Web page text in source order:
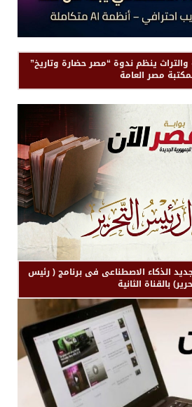
ينظم ندوة “مصر حضارة وتاريخ”
مصر العامة
الذكاء الاصطناعى فى برنامج ( رئيس
بالقناة الثانية